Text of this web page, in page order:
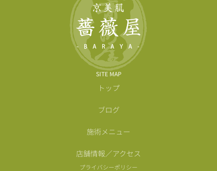
SITE MAP
トップ
ブログ
施術メニュー
店舗情報／アクセス
プライバシーポリシー